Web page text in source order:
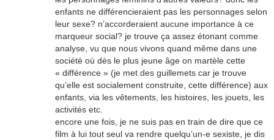
enfants ne différencieraient pas les personnages selon
leur sexe? n’accorderaient aucune importance à ce
marqueur social? je trouve ça assez étonant comme
analyse, vu que nous vivons quand même dans une
société où dès le plus jeune âge on martèle cette
« différence » (je met des guillemets car je trouve
qu’elle est socialement construite, cette différence) aux
enfants, via les vêtements, les histoires, les jouets, les
activités etc.
encore une fois, je ne suis pas en train de dire que ce
film à lui tout seul va rendre quelqu’un-e sexiste, je dis